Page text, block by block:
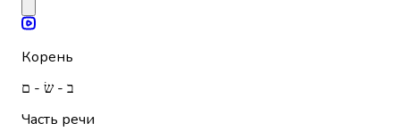
Корень
ב - שׂ - ם
Часть речи